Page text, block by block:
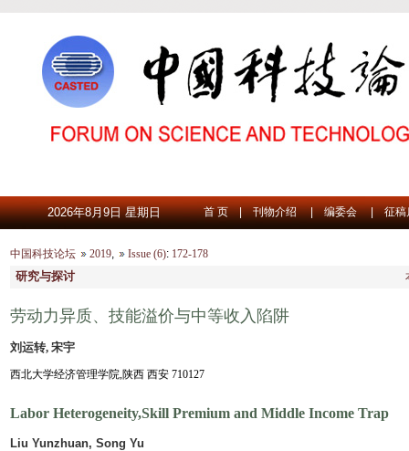
2026年8月9日 星期日 首 页 | 刊物介绍 | 编委会 | 征稿
中国科技论坛 2019, Issue (6):172-178
研究与探讨
劳动力异质、技能溢价与中等收入陷阱
刘运转, 宋宇
西北大学经济管理学院,陕西 西安 710127
Labor Heterogeneity,Skill Premium and Middle Income Trap
Liu Yunzhuan, Song Yu